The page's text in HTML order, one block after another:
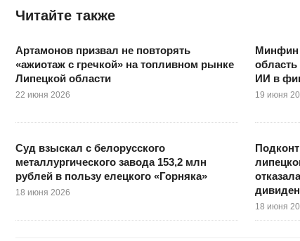
Читайте также
Артамонов призвал не повторять
«ажиотаж с гречкой» на топливном рынке
Липецкой области
22 июня 2026
Минфин
ИИ в
19 июня
Суд взыскал с белорусского
металлургического завода 153,2 млн
рублей в пользу елецкого «Горняка»
18 июня 2026
18 июня